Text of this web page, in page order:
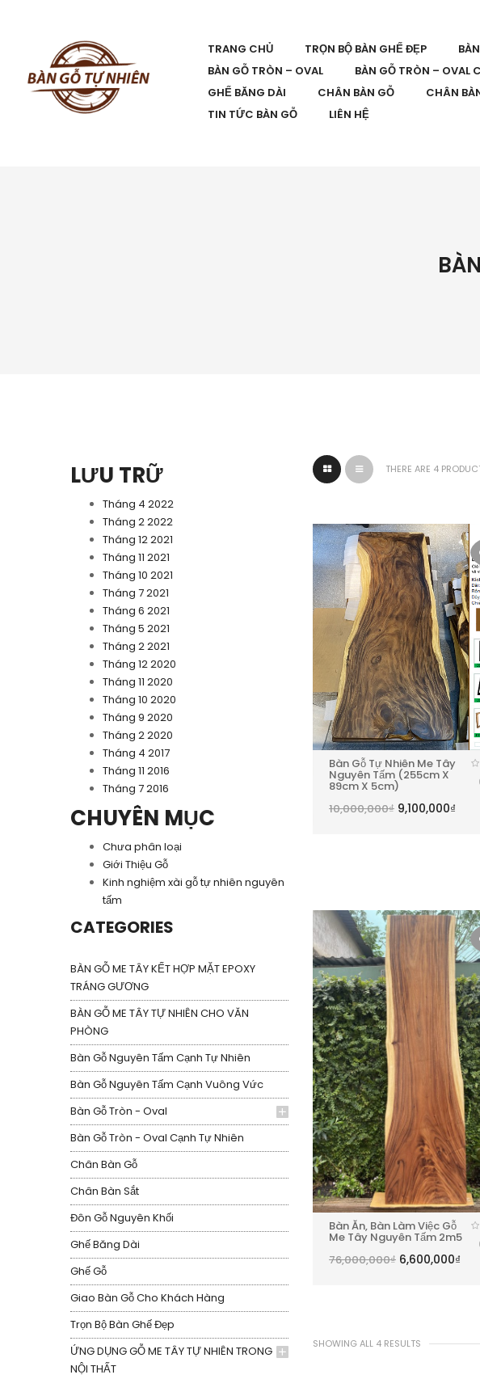
TRANG CHỦ TRỌN BỘ BÀN GHẾ ĐẸP
BÀN GỖ TRÒN – OVAL
BÀN GỖ TRÒN – OVAL
GHẾ BĂNG DÀI
CHÂN BÀN GỖ CHÂN
TIN TỨC BÀN GỖ
LIÊN HỆ
LƯU TRỮ
Tháng 4 2022
Tháng 2 2022
Tháng 12 2021
Tháng 11 2021
Tháng 10 2021
Tháng 7 2021
Tháng 6 2021
Tháng 5 2021
Tháng 2 2021
Tháng 12 2020
Tháng 11 2020
Tháng 10 2020
Tháng 9 2020
Tháng 2 2020
Tháng 4 2017
Tháng 11 2016
Tháng 7 2016
CHUYÊN MỤC
Chưa phân loại
Giới Thiệu Gỗ
Kinh nghiệm xài gỗ tự nhiên nguyên
tấm
CATEGORIES
BÀN GỖ ME TÂY KẾT HỢP MẶT EPOXY
TRÁNG GƯƠNG
BÀN GỖ ME TÂY TỰ NHIÊN CHO VĂN
PHÒNG
Bàn Gỗ Nguyên Tấm Cạnh Tự Nhiên
Bàn Gỗ Nguyên Tấm Cạnh Vuông Vức
Bàn Gỗ Tròn - Oval
Bàn Gỗ Tròn - Oval Cạnh Tự Nhiên
Chân Bàn Gỗ
Chân Bàn Sắt
Đôn Gỗ Nguyên Khối
Ghế Băng Dài
Ghế Gỗ
Giao Bàn Gỗ Cho Khách Hàng
Trọn Bộ Bàn Ghế Đẹp
ỨNG DỤNG GỖ ME TÂY TỰ NHIÊN TRONG
NỘI THẤT
THERE ARE 4
Bàn Gỗ Tự Nhiên Me Tây
Nguyên Tấm (255cm X
89cm X 5cm)
10,000,000₫ 9,100,000₫
Bàn Ăn, Bàn Làm Việc Gỗ
Me Tây Nguyên Tấm 2m5
76,000,000₫ 6,600,000₫
SHOWING ALL 4 RESULTS